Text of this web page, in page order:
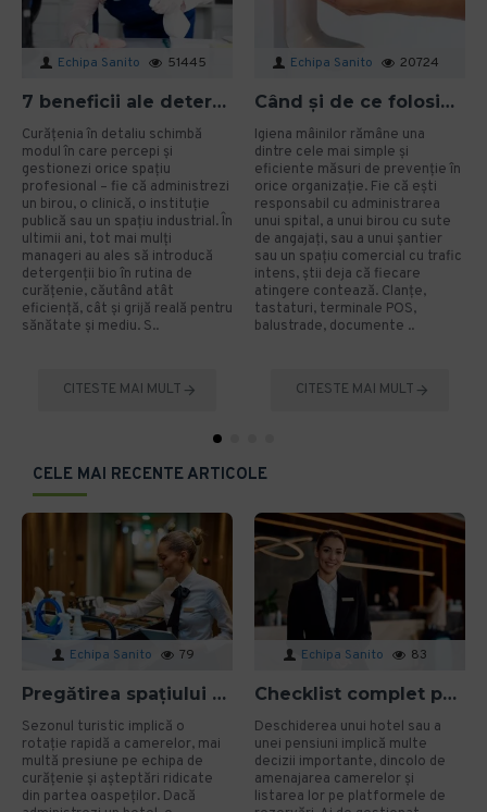
Echipa Sanito 51445
7 beneficii ale detergenților bio pentru mediu și sănătate în spațiile profesionale
Curățenia în detaliu schimbă
modul în care percepi și
gestionezi orice spațiu
profesional – fie că administrezi
un birou, o clinică, o instituție
publică sau un spațiu industrial. În
ultimii ani, tot mai mulți
manageri au ales să introducă
detergenții bio în rutina de
curățenie, căutând atât
eficiență, cât și grijă reală pentru
sănătate și mediu. S..
CITESTE MAI MULT
Echipa Sanito 20724
Când și de ce folosim gelul dezinfectant? Ghid aplicat pentru organizații
Igiena mâinilor rămâne una
dintre cele mai simple și
eficiente măsuri de prevenție în
orice organizație. Fie că ești
responsabil cu administrarea
unui spital, a unui birou cu sute
de angajați, sau a unui șantier
sau un spațiu comercial cu trafic
intens, știi deja că fiecare
atingere contează. Clanțe,
tastaturi, terminale POS,
balustrade, documente ..
CITESTE MAI MULT
CELE MAI RECENTE ARTICOLE
Echipa Sanito 79
Pregătirea spațiului pentru sezonul turistic: cum eviți problemele de igienă?
Sezonul turistic implică o
rotație rapidă a camerelor, mai
multă presiune pe echipa de
curățenie și așteptări ridicate
din partea oaspeților. Dacă
Echipa Sanito 83
Checklist complet pentru deschiderea unui hotel sau a unei pensiuni
Deschiderea unui hotel sau a
unei pensiuni implică multe
decizii importante, dincolo de
amenajarea camerelor și
listarea lor pe platformele de